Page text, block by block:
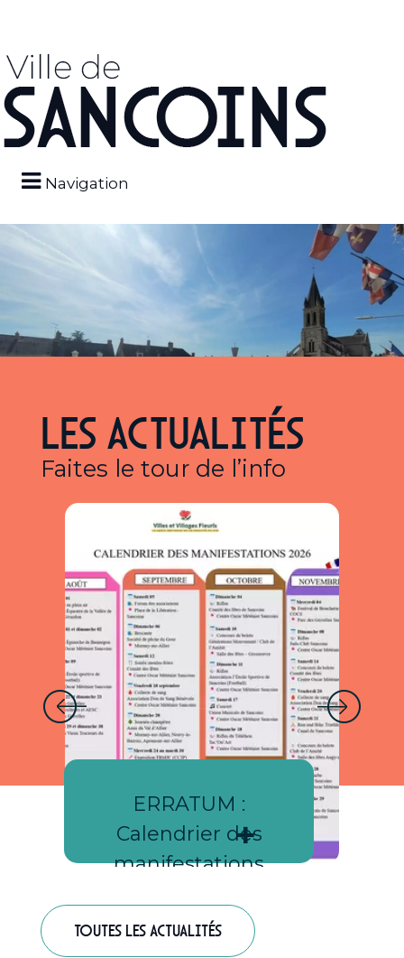
Navigation
LES ACTUALITÉS
Faites le tour de l’info
ERRATUM :
Calendrier des
manifestations
Toutes les actualités